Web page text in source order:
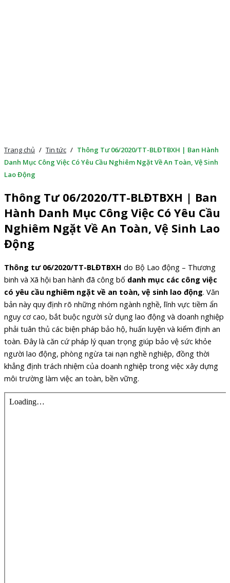
Trang chủ / Tin tức / Thông Tư 06/2020/TT-BLĐTBXH | Ban Hành
Danh Mục Công Việc Có Yêu Cầu Nghiêm Ngặt Về An Toàn, Vệ Sinh
Lao Động
Thông Tư 06/2020/TT-BLĐTBXH | Ban
Hành Danh Mục Công Việc Có Yêu Cầu
Nghiêm Ngặt Về An Toàn, Vệ Sinh Lao
Động
Thông tư 06/2020/TT-BLĐTBXH do Bộ Lao động – Thương
binh và Xã hội ban hành đã công bố danh mục các công việc
có yêu cầu nghiêm ngặt về an toàn, vệ sinh lao động. Văn
bản này quy định rõ những nhóm ngành nghề, lĩnh vực tiềm ẩn
nguy cơ cao, bắt buộc người sử dụng lao động và doanh nghiệp
phải tuân thủ các biện pháp bảo hộ, huấn luyện và kiểm định an
toàn. Đây là căn cứ pháp lý quan trọng giúp bảo vệ sức khỏe
người lao động, phòng ngừa tai nạn nghề nghiệp, đồng thời
khẳng định trách nhiệm của doanh nghiệp trong việc xây dựng
môi trường làm việc an toàn, bền vững.